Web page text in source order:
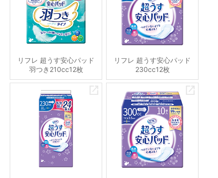
リフレ 超うす安心パッド
羽つき210cc12枚
リフレ 超うす安心パッド
230cc12枚